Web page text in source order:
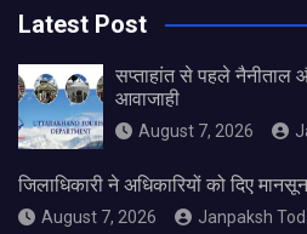
Latest Post
सप्ताहांत से पहले नैनीताल
आवाजाही
August 7, 2026
जिलाधिकारी ने अधिकारियों को दिए
August 7, 2026 Janpaksh